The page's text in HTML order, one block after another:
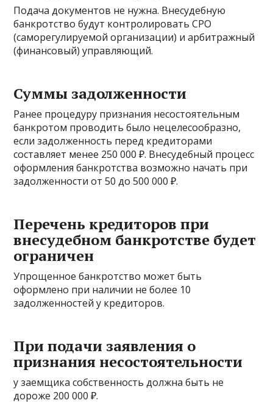
Подача документов не нужна. Внесудебную
банкротство будут контролировать СРО
(саморегулируемой организации) и арбитражный
(финансовый) управляющий.
Суммы задолженности
Ранее процедуру признания несостоятельным
банкротом проводить было нецелесообразно,
если задолженность перед кредиторами
составляет менее 250 000 ₽. Внесудебный процесс
оформления банкротства возможно начать при
задолженности от 50 до 500 000 ₽.
Перечень кредиторов при
внесудебном банкротстве будет
ограничен
Упрощенное банкротство может быть
оформлено при наличии не более 10
задолженностей у кредиторов.
При подачи заявления о
признания несостоятельности
у заемщика собственность должна быть не
дороже 200 000 ₽.